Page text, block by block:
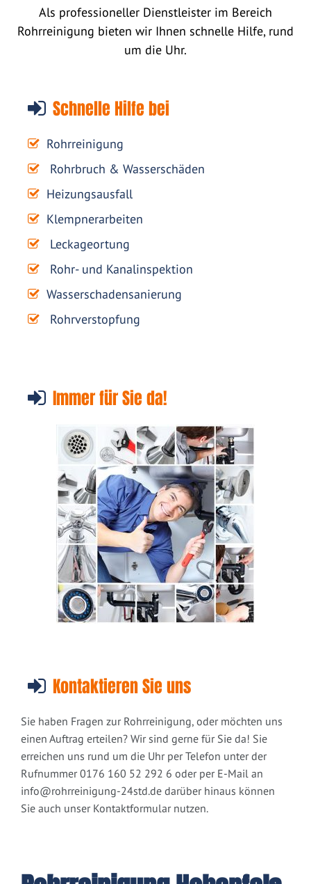
Als professioneller Dienstleister im Bereich
Rohrreinigung bieten wir Ihnen schnelle Hilfe, rund
um die Uhr.
Schnelle Hilfe bei
Rohrreinigung
Rohrbruch & Wasserschäden
Heizungsausfall
Klempnerarbeiten
Leckageortung
Rohr- und Kanalinspektion
Wasserschadensanierung
Rohrverstopfung
Immer für Sie da!
Kontaktieren Sie uns
Sie haben Fragen zur Rohrreinigung, oder möchten uns
einen Auftrag erteilen? Wir sind gerne für Sie da! Sie
erreichen uns rund um die Uhr per Telefon unter der
Rufnummer 0176 160 52 292 6 oder per E-Mail an
info@rohrreinigung-24std.de darüber hinaus können
Sie auch unser Kontaktformular nutzen.